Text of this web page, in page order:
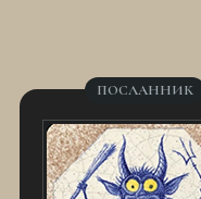
ПОСЛАННИК